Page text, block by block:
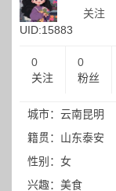
UID:15883
关注
0
关注
0
粉丝
城市：云南昆明
籍贯：山东泰安
性别：女
兴趣：美食